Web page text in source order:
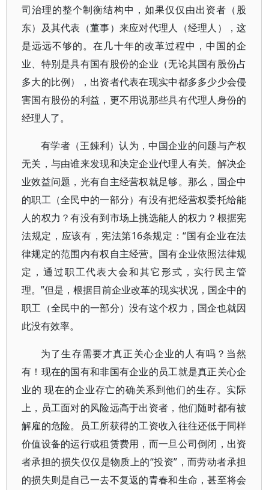
司治理的整个制衡结构中，如果仅仅由出资者（股
东）及其代表（董事）来应对代理人（经理人），这
是远远不够的。在几十年的改革过程中，中国的企
业、特别是具有国有股份的企业（无论其国有股份占
多大的比例），出资者代表在现实中都多多少少会侵
害国有股份的利益，更不用说那些具有代理人身份的
经理人了。
有学者（王錬利）认为，中国企业的问题与产权
无关，与由谁来发现和决定企业代理人有关。解决企
业效益问题，光有自主经营权就足够。那么，国企中
的职工（全民中的一部分）有没有把经营权委托给能
人的权力？有没有到市场上挑选能人的权力？根据宪
法规定，应该有，宪法第16条规定：“国有企业在法
律规定的范围内有权自主经营。国有企业依照法律规
定，通过职工代表大会和其它形式，实行民主管
理。”但是，根据目前企业改革的现实状况，国企中的
职工（全民中的一部分）没有这个权力，国企也就因
此没有效率。
为了生存需要才真正关心企业的人有吗？当然
有！现在的国有和非国有企业的员工就是真正关心企
业的 现在的企业存亡的确关系到他们的生存。实际
上，员工面对的风险远高于出资者，他们随时都有被
解雇的危险。员工所获得的工资收入往往还低于同样
价值设备的运行或租赁费用，而一旦公司倒闭，出资
者承担的损失仅仅是物质上的“投资”，而劳动者承担
的损失则是自己一去不复返的青春和生命，甚至将会